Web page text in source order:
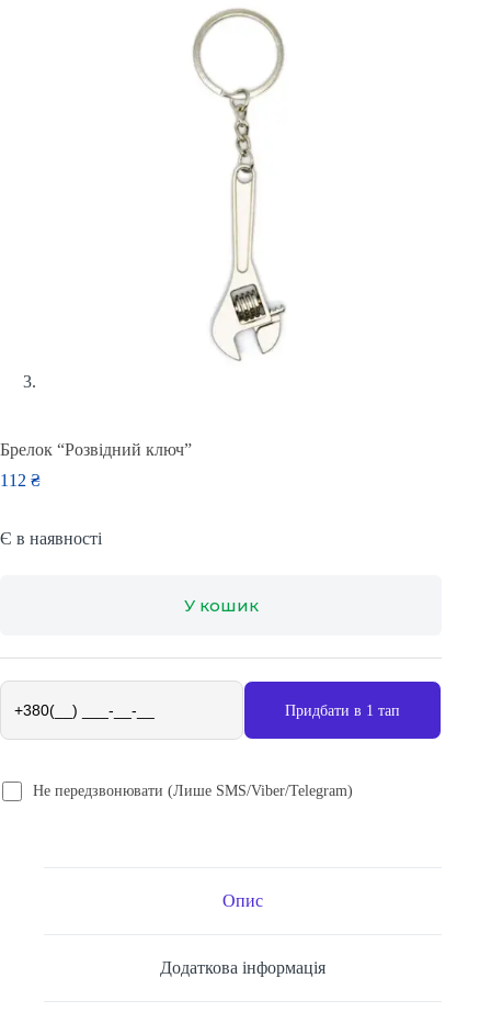
Брелок “Розвідний ключ”
112 ₴
Є в наявності
У кошик
Придбати в 1 тап
Не передзвонювати (Лише SMS/Viber/Telegram)
Опис
Додаткова інформація